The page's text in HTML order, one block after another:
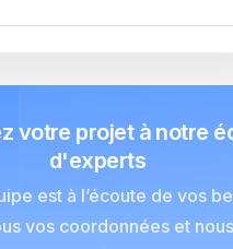
votre projet à notre
d'experts
est à l’écoute de vos
vos coordonnées et